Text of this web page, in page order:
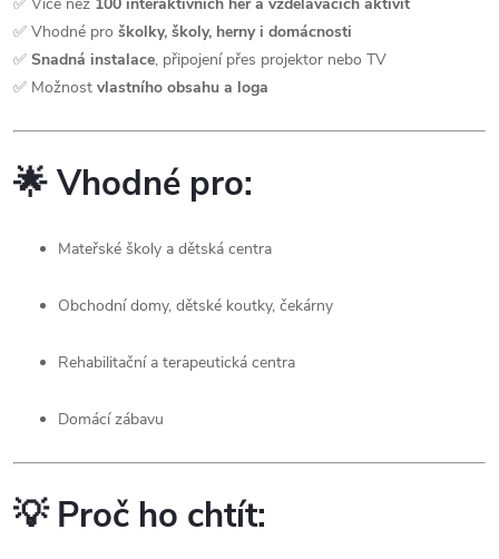
✅ Vhodné pro školky, školy, herny i domácnosti
✅ Snadná instalace, připojení přes projektor nebo TV
✅ Možnost vlastního obsahu a loga
🌟Vhodné pro:
Mateřské školy a dětská centra
Obchodní domy, dětské koutky, čekárny
Rehabilitační a terapeutická centra
Domácí zábavu
💡Proč ho chtít: